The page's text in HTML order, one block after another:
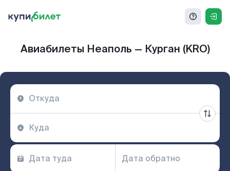
Авиабилеты Неаполь — Курган (KRO)